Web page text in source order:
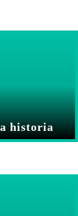
historia